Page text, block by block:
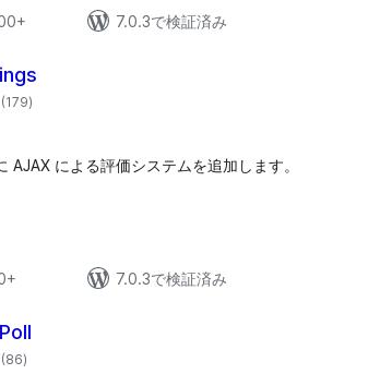
7.0.3で検証済み
(179個
の)
による評価システムを追加します。
7.0.3で検証済み
(86個
の)